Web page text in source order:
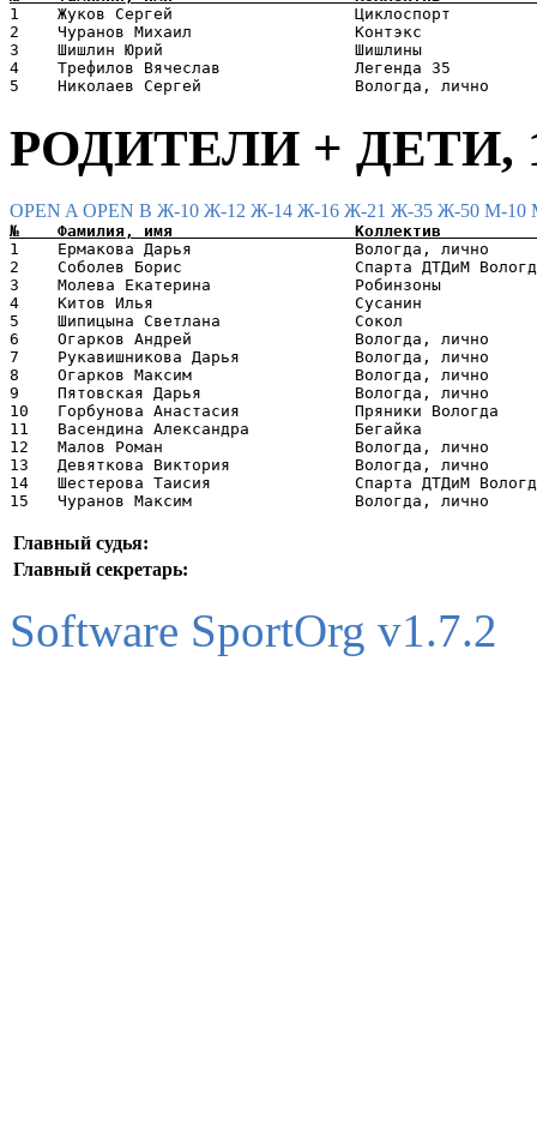
1    Жуков Сергей                   Циклоспорт
2    Чуранов Михаил                 Контэкс
3    Шишлин Юрий                    Шишлины
4    Трефилов Вячеслав              Легенда 35
РОДИТЕЛИ + ДЕТИ,
OPEN AOPEN B Ж-10 Ж-12 Ж-14 Ж-16 Ж-21 Ж-35 Ж-50 М-10
1    Ермакова Дарья                 Вологда,
2    Соболев Борис                  Спарта ДТДиМ
3    Молева Екатерина               Робинзоны
4    Китов Илья                     Сусанин
5    Шипицына Светлана              Сокол
6    Огарков Андрей                 Вологда,
7    Рукавишникова Дарья            Вологда,
8    Огарков Максим                 Вологда,
9    Пятовская Дарья                Вологда,
10   Горбунова Анастасия            Пряники
11   Васендина Александра           Бегайка
12   Малов Роман                    Вологда, лично
13   Девяткова Виктория             Вологда,
14   Шестерова Таисия               Спарта ДТДиМ
Главный судья:
Главный секретарь:
Software SportOrg v1.7.2